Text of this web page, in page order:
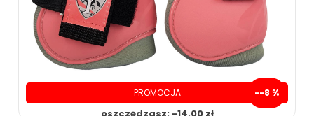
139.00 zł 169.00 zł
PROMOCJA --8 %